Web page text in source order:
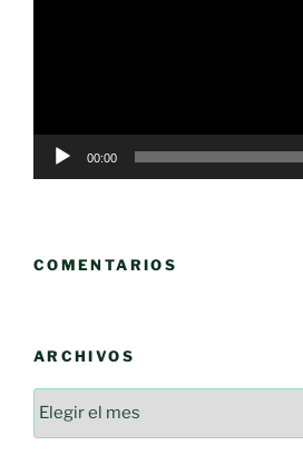
00:00
COMENTARIOS
ARCHIVOS